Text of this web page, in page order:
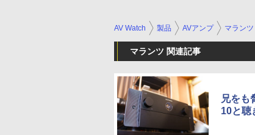
AV Watch 製品 AVアンプ マランツ
マランツ 関連記事
兄をも
10と聴